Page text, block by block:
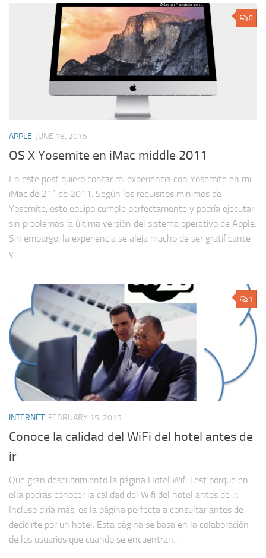
0
APPLE JUNE 18, 2015
OS X Yosemite en iMac middle 2011
En este post quiero contar mi experiencia con Yosemite en mi
iMac de 21″ de 2011. Según los requisitos mínimos de
Yosemite, este equipo cumple perfectamente y podría ejecutar
sin problemas la última versión del sistema operativo de Apple.
Sin embargo, la experiencia se aleja mucho de ser gratificante
y...
1
INTERNET FEBRUARY 15, 2015
Conoce la calidad del WiFi del hotel antes de
ir
Que gran descubrimiento la página Hotel Wifi Test porque en
ella podrás conocer la calidad del Wifi del hotel antes de ir.
Incluso diría más, es la página perfecta a consultar antes de
decidirte por un hotel. Esta página se basa en la colaboración
de los usuarios que cuando se encuentran...